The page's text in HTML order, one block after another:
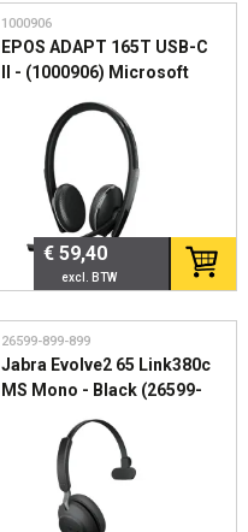
1000906
EPOS ADAPT 165T USB-C
II - (1000906) Microsoft
Teams gecertificeerde
stereo USB-C headset
€ 59,40
26599-899-899
Jabra Evolve2 65 Link380c
MS Mono - Black (26599-
899-899) - Bluetooth
headset met USB-C dongle